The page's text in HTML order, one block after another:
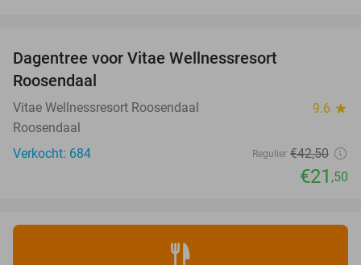
Dagentree voor Vitae Wellnessresort
Roosendaal
Vitae Wellnessresort Roosendaal 9.6 star
Roosendaal
Verkocht: 684
Regulier €42,50
€21 ,50